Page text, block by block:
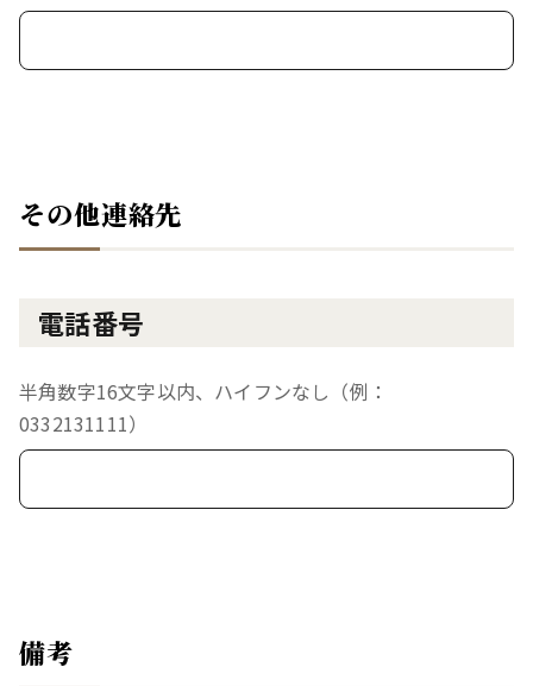
その他連絡先
電話番号
半角数字16文字以内、ハイフンなし（例：
0332131111）
備考